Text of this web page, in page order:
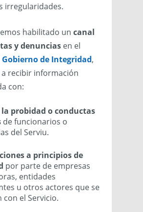
irregularidades.
habilitado un canal
y denuncias en el
Gobierno de Integridad,
recibir información
con:
la probidad o conductas
de funcionarios o
del Serviu.
a principios de
por parte de empresas
entidades
u otros actores que se
con el Servicio.